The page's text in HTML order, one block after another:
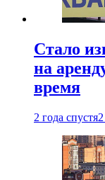
Стало
на
время
2 года спустя